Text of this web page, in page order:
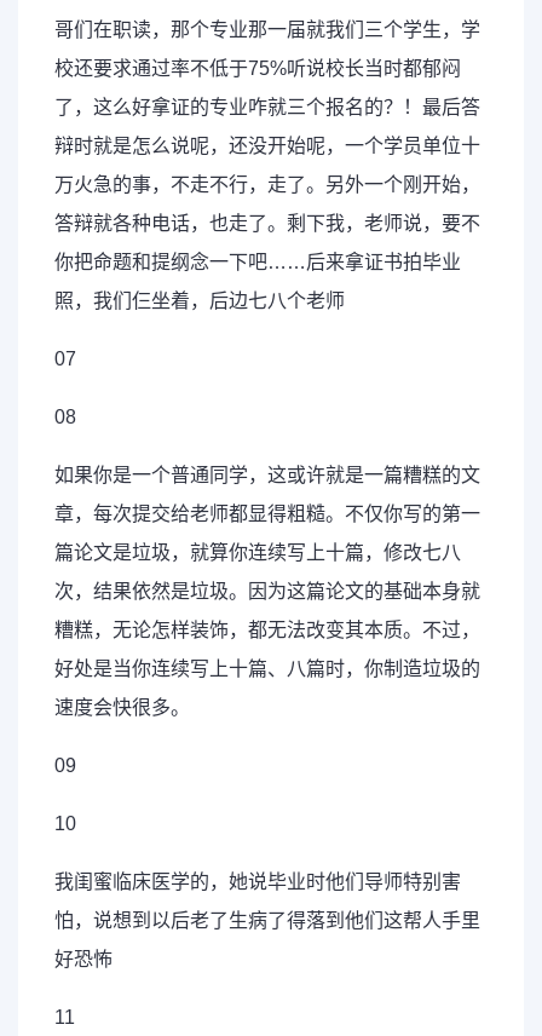
哥们在职读，那个专业那一届就我们三个学生，学
校还要求通过率不低于75%听说校长当时都郁闷
了，这么好拿证的专业咋就三个报名的？！最后答
辩时就是怎么说呢，还没开始呢，一个学员单位十
万火急的事，不走不行，走了。另外一个刚开始，
答辩就各种电话，也走了。剩下我，老师说，要不
你把命题和提纲念一下吧……后来拿证书拍毕业
照，我们仨坐着，后边七八个老师
07
08
如果你是一个普通同学，这或许就是一篇糟糕的文
章，每次提交给老师都显得粗糙。不仅你写的第一
篇论文是垃圾，就算你连续写上十篇，修改七八
次，结果依然是垃圾。因为这篇论文的基础本身就
糟糕，无论怎样装饰，都无法改变其本质。不过，
好处是当你连续写上十篇、八篇时，你制造垃圾的
速度会快很多。
09
10
我闺蜜临床医学的，她说毕业时他们导师特别害
怕，说想到以后老了生病了得落到他们这帮人手里
好恐怖
11